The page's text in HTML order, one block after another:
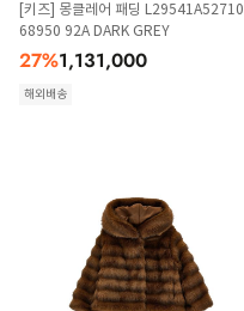
[키즈] 몽클레어 패딩 L29541A52710
68950 92A DARK GREY
27%1,131,000
해외배송